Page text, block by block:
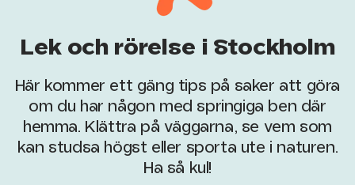
Lek och rörelse i Stockholm
Här kommer ett gäng tips på saker att göra
om du har någon med springiga ben där
hemma. Klättra på väggarna, se vem som
kan studsa högst eller sporta ute i naturen.
Ha så kul!